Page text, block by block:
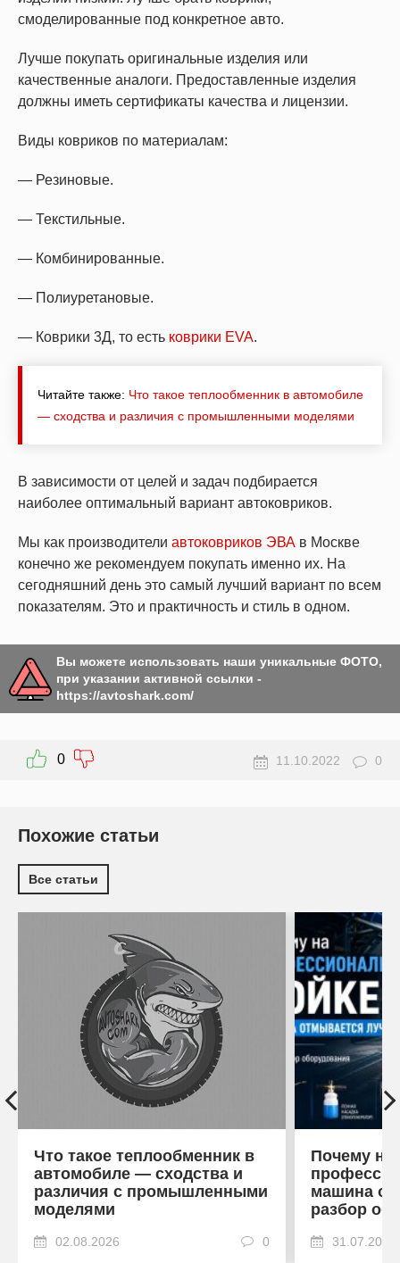
смоделированные под конкретное авто.
Лучше покупать оригинальные изделия или
качественные аналоги. Предоставленные изделия
должны иметь сертификаты качества и лицензии.
Виды ковриков по материалам:
— Резиновые.
— Текстильные.
— Комбинированные.
— Полиуретановые.
— Коврики 3Д, то есть коврики EVA.
Читайте также: Что такое теплообменник в автомобиле
— сходства и различия с промышленными моделями
В зависимости от целей и задач подбирается
наиболее оптимальный вариант автоковриков.
Мы как производители автоковриков ЭВА в Москве
конечно же рекомендуем покупать именно их. На
сегодняшний день это самый лучший вариант по всем
показателям. Это и практичность и стиль в одном.
Вы можете использовать наши уникальные ФОТО,
при указании активной ссылки -
https://avtoshark.com/
0 11.10.2022 0
Похожие статьи
Все статьи
Что такое теплообменник в
автомобиле — сходства и
различия с промышленными
моделями
02.08.2026 0
Почему на
машина
разбор
31.07.2026